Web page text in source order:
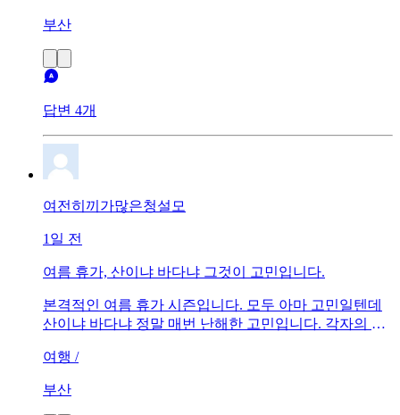
부산
답변 4개
여전히끼가많은청설모
1일 전
여름 휴가, 산이냐 바다냐 그것이 고민입니다.
본격적인 여름 휴가 시즌입니다. 모두 아마 고민일텐데
산이냐 바다냐 정말 매번 난해한 고민입니다. 각자의 장
다
여행 /
부산